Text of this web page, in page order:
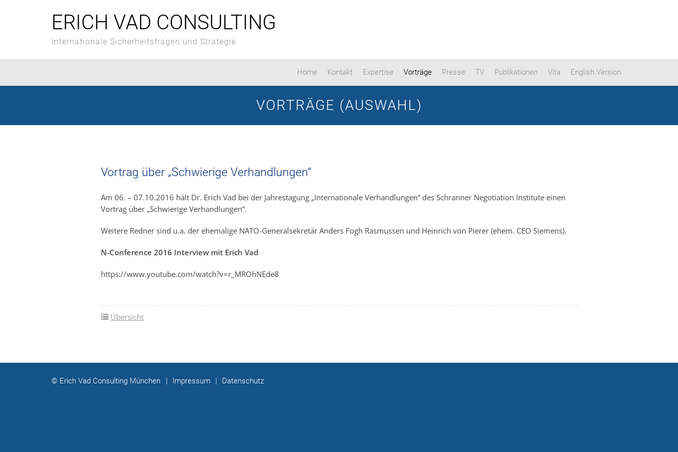
ERICH VAD CONSULTING
Internationale Sicherheitsfragen und Strategie
Home Kontakt Expertise Vorträge Presse TV Publikationen Vita English Version
VORTRÄGE (AUSWAHL)
Vortrag über „Schwierige Verhandlungen“
Am 06. – 07.10.2016 hält Dr. Erich Vad bei der Jahrestagung „Internationale Verhandlungen“ des Schranner Negotiation Institute einen
Vortrag über „Schwierige Verhandlungen“.
Weitere Redner sind u.a. der ehemalige NATO-Generalsekretär Anders Fogh Rasmussen und Heinrich von Pierer (ehem. CEO Siemens).
N-Conference 2016 Interview mit Erich Vad
https://www.youtube.com/watch?v=r_MROhNEde8
Übersicht
© Erich Vad Consulting München | Impressum | Datenschutz